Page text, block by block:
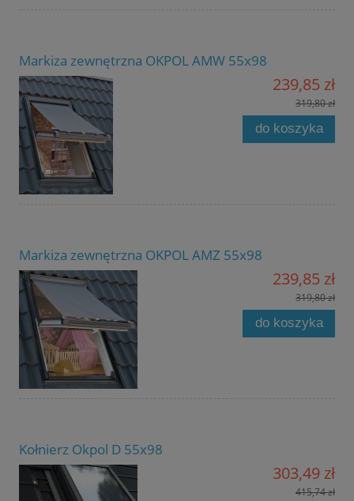
Markiza zewnętrzna OKPOL AMW 55x98
239,85 zł
319,80 zł
do koszyka
Markiza zewnętrzna OKPOL AMZ 55x98
239,85 zł
319,80 zł
do koszyka
Kołnierz Okpol D 55x98
303,49 zł
415,74 zł